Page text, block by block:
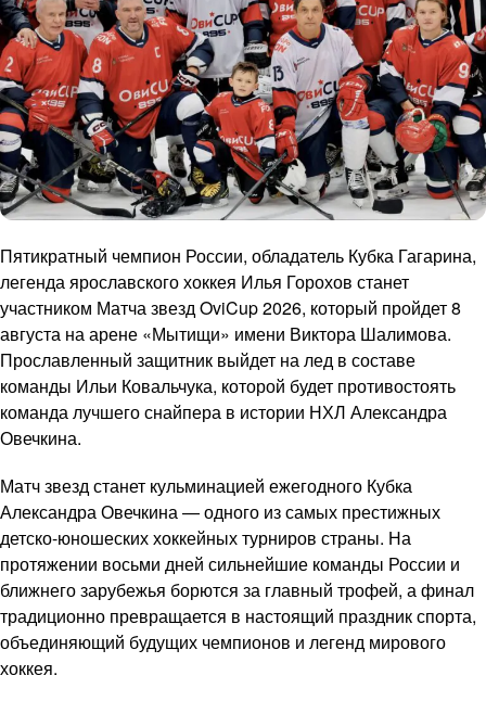
Пятикратный чемпион России, обладатель Кубка Гагарина,
легенда ярославского хоккея Илья Горохов станет
участником Матча звезд OviCup 2026, который пройдет 8
августа на арене «Мытищи» имени Виктора Шалимова.
Прославленный защитник выйдет на лед в составе
команды Ильи Ковальчука, которой будет противостоять
команда лучшего снайпера в истории НХЛ Александра
Овечкина.
Матч звезд станет кульминацией ежегодного Кубка
Александра Овечкина — одного из самых престижных
детско-юношеских хоккейных турниров страны. На
протяжении восьми дней сильнейшие команды России и
ближнего зарубежья борются за главный трофей, а финал
традиционно превращается в настоящий праздник спорта,
объединяющий будущих чемпионов и легенд мирового
хоккея.